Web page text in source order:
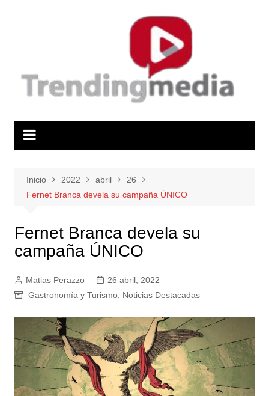
Inicio 2022 abril
26
Fernet Branca devela su campaña ÚNICO
Fernet Branca devela su
campaña ÚNICO
Matias Perazzo
26 abril, 2022
Gastronomía y Turismo, Noticias Destacadas